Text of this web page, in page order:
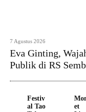
7 Agustus 2026
Eva Ginting,
Publik di RS
Festiv
al Tao
et